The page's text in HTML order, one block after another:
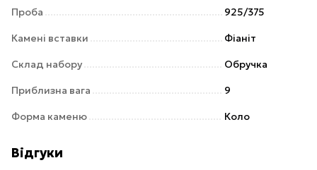
Проба 925/375
Камені вставки Фіаніт
Склад набору Обручка
Приблизна вага 9
Форма каменю Коло
Відгуки